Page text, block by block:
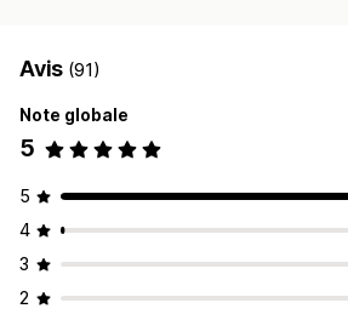
Avis (91)
Note globale
5
5
4
3
2